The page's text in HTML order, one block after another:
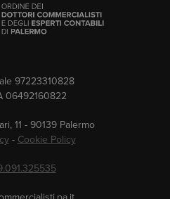
97223310828
06492160822
11 - 90139 Palermo
- Cookie Policy